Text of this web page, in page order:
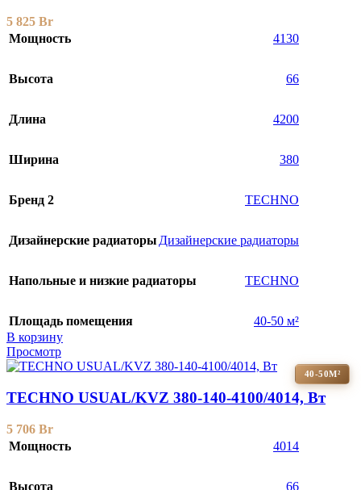
5 825 Br
Мощность
4130
Высота 66
Длина 4200
Ширина 380
Бренд 2 TECHNO
Дизайнерские радиаторы Дизайнерские радиаторы
Напольные и низкие радиаторы TECHNO
Площадь помещения
40-50 м²
В корзину
Просмотр
40-50М²
TECHNO USUAL/KVZ 380-140-4100/4014, Вт
5 706 Br
Мощность
4014
Высота 66